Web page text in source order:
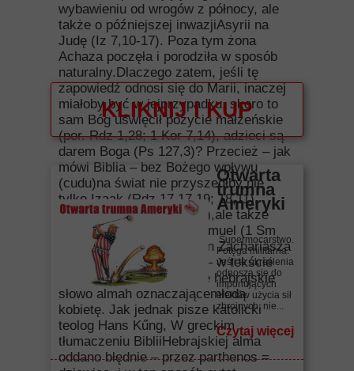
Otwarta
trumna
Ameryki
Supermocarstwo.
Potęga militarna.
Jeśli te określenia
odnoszą się do
imponujących
efektów użycia sił
zbrojnych, nie...
Czytaj więcej
KLIKNIJ I KUP
wybawieniu od wrogów z północy, ale
także o późniejszej inwazjiAsyrii na
Judę (Iz 7,10-17). Poza tym żona
Achaza poczęła i porodziła w sposób
naturalny.Dlaczego zatem, jeśli tę
zapowiedź odnosi się do Marii, inaczej
miałoby być w jejprzypadku, skoro to
sam Bóg uświęcił pożycie małżeńskie
(por. Rdz 1,28; 1 Kor 7,14), adzieci są
darem Boga (Ps 127,3)? Przecież – jak
mówi Biblia – bez Bożego wpływu
(cudu)na świat nie przyszedłby nie
tylko Izaak (Rdz 17,17.19; 18,11),
Jakub i Ezaw (Rdz 25,21),ale także
Samson (Sdz 13,2-3), Samuel (1 Sm
1,2.5.22-23) oraz Jan, syn Zachariasza
(Łk1,7.24-25).Po trzecie – w tekście
Izajasza (7,14) występuje hebrajskie
słowo almah oznaczającemłodą
kobietę. Jak jednak pisze katolicki
teolog Hans Kűng, W greckim
tłumaczeniu BibliiHebrajskiej alma
oddano błędnie – przez parthenos =